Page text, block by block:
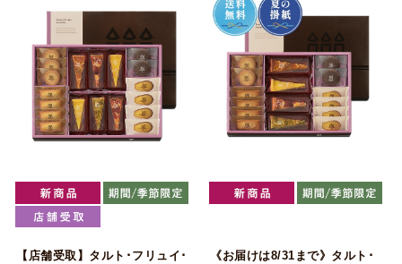
【店舗受取】タルト･フリュイ･
《お届けは8/31まで》タルト･